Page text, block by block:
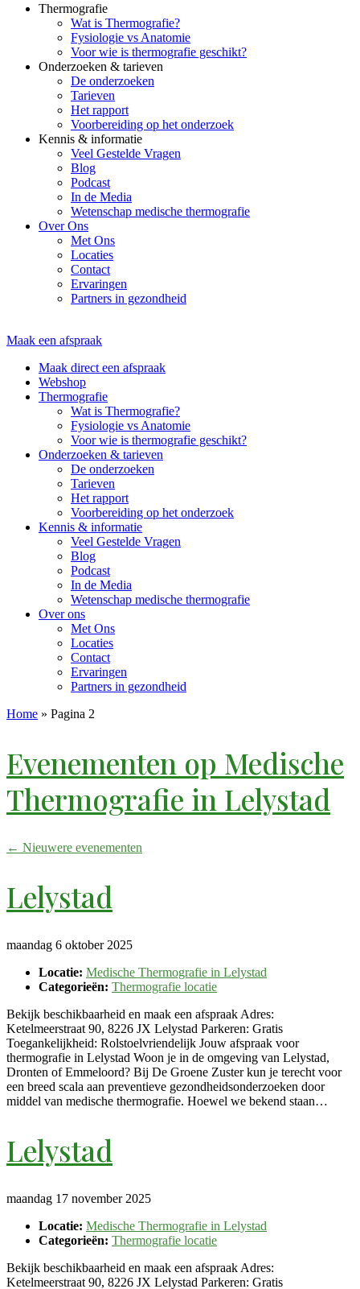
Thermografie
Wat is Thermografie?
Fysiologie vs Anatomie
Voor wie is thermografie geschikt?
Onderzoeken & tarieven
De onderzoeken
Tarieven
Het rapport
Voorbereiding op het onderzoek
Kennis & informatie
Veel Gestelde Vragen
Blog
Podcast
In de Media
Wetenschap medische thermografie
Over Ons
Met Ons
Locaties
Contact
Ervaringen
Partners in gezondheid
Maak een afspraak
Maak direct een afspraak
Webshop
Thermografie
Wat is Thermografie?
Fysiologie vs Anatomie
Voor wie is thermografie geschikt?
Onderzoeken & tarieven
De onderzoeken
Tarieven
Het rapport
Voorbereiding op het onderzoek
Kennis & informatie
Veel Gestelde Vragen
Blog
Podcast
In de Media
Wetenschap medische thermografie
Over ons
Met Ons
Locaties
Contact
Ervaringen
Partners in gezondheid
Home » Pagina 2
Evenementen op Medische
Thermografie in Lelystad
← Nieuwere evenementen
Lelystad
maandag 6 oktober 2025
Locatie: Medische Thermografie in Lelystad
Categorieën: Thermografie locatie
Bekijk beschikbaarheid en maak een afspraak Adres:
Ketelmeerstraat 90, 8226 JX Lelystad Parkeren: Gratis
Toegankelijkheid: Rolstoelvriendelijk Jouw afspraak voor
thermografie in Lelystad Woon je in de omgeving van Lelystad,
Dronten of Emmeloord? Bij De Groene Zuster kun je terecht voor
een breed scala aan preventieve gezondheidsonderzoeken door
middel van medische thermografie. Hoewel we bekend staan…
Lelystad
maandag 17 november 2025
Locatie: Medische Thermografie in Lelystad
Categorieën: Thermografie locatie
Bekijk beschikbaarheid en maak een afspraak Adres:
Ketelmeerstraat 90, 8226 JX Lelystad Parkeren: Gratis